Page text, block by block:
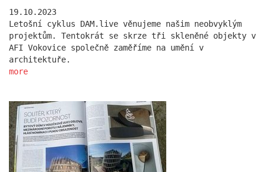
19.10.2023
Letošní cyklus DAM.live věnujeme našim neobvyklým
projektům. Tentokrát se skrze tři skleněné objekty v
AFI Vokovice společně zaměříme na umění v
architektuře.
more